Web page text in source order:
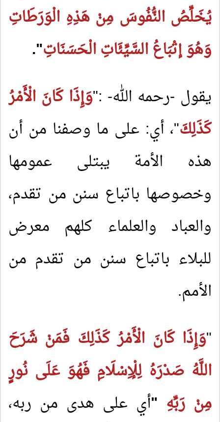
يُخَلِّصُ النُّفُوسَ مِنْ هَذِهِ الْوَرَطَاتِ
وَهُوَ إتْبَاعُ السَّيِّئَاتِ الْحَسَنَاتِ".
يقول -رحمه الله- :"وَإِذَا كَانَ الْأَمْرُ
كَذَلِكَ"، أي: على ما وصفنا من أن
هذه الأمة يبتلى عمومها
وخصوصها باتباع سنن من تقدم،
والعباد والعلماء كلهم معرض
للبلاء باتباع سنن من تقدم من
الأمم.
"وَإِذَا كَانَ الْأَمْرُ كَذَلِكَ فَمَنْ شَرَحَ
اللَّهُ صَدْرَهُ لِلْإِسْلَامِ فَهُوَ عَلَى نُورٍ
مِنْ رَبِّهِ "أي على هدى من ربه،